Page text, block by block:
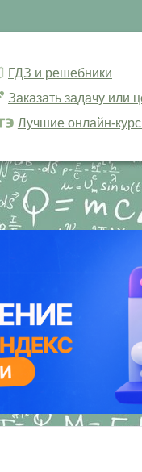
ГДЗ и решебники
Заказать задачу или
Лучшие онлайн-